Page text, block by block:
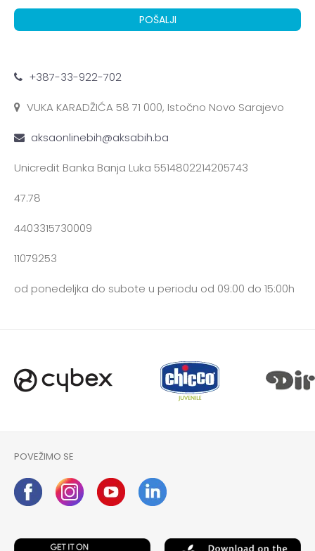
POŠALJI
+387-33-922-702
VUKA KARADŽIĆA 58 71 000, Istočno Novo Sarajevo
aksaonlinebih@aksabih.ba
Unicredit Banka Banja Luka 5514802214205743
47.78
4403315730009
11079253
od ponedeljka do subote u periodu od 09:00 do 15:00h
POVEŽIMO SE